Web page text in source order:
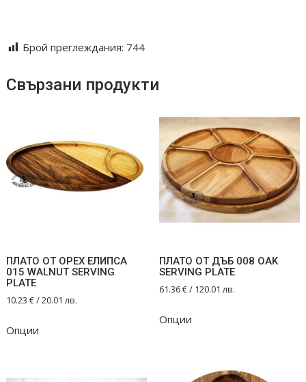
Брой преглеждания: 744
Свързани продукти
ПЛАТО ОТ ОРЕХ ЕЛИПСА
015 WALNUT SERVING
PLATE
10.23€/ 20.01 лв.
Опции
ПЛАТО ОТ ДЪБ 008 OAK
SERVING PLATE
61.36€/ 120.01 лв.
Опции